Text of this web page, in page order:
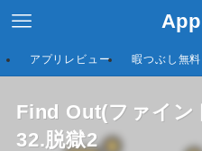
アプリレビュー 暇つぶし無
Find Out(ファイン
32.脱獄2